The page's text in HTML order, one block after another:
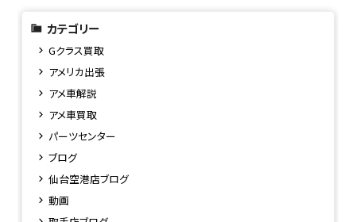
カテゴリー
Gクラス買取
アメリカ出張
アメ車解説
アメ車買取
パーツセンター
ブログ
仙台空港店ブログ
動画